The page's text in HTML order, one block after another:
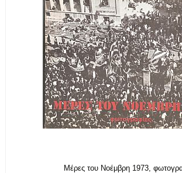
Μέρες του Νοέμβρη 1973,